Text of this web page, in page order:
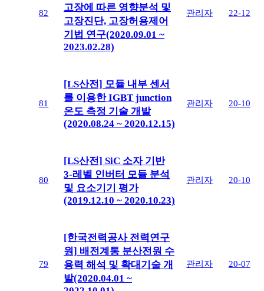
82
고장에 따른 영향분석 및
고장진단, 고장허용제어
기법 연구(2020.09.01 ~
2023.02.28)
관리자 22-12
81
[LS산전] 모듈 내부 센서
를 이용한 IGBT junction
온도 측정 기술 개발
(2020.08.24 ~ 2020.12.15)
관리자 20-10
80
[LS산전] SiC 소자 기반
3-레벨 인버터 모듈 분석
및 요소기기 평가
(2019.12.10 ~ 2020.10.23)
관리자 20-10
79
[한국전력공사 전력연구
원] 배전계통 분산전원 수
용력 해석 및 확대기술 개
발(2020.04.01 ~
관리자 20-07